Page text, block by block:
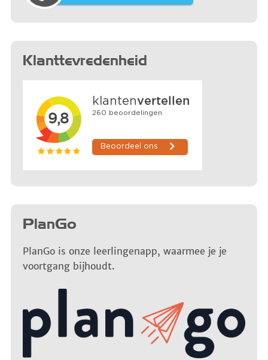
Klanttevredenheid
PlanGo
PlanGo is onze leerlingenapp, waarmee je je
voortgang bijhoudt.